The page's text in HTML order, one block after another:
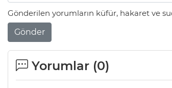
Gönderilen yorumların küfür, hakaret ve
Gönder
Yorumlar (0)